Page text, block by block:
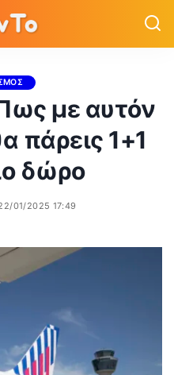
με αυτόν
πάρεις 1+1
δώρο
01/2025 17:49